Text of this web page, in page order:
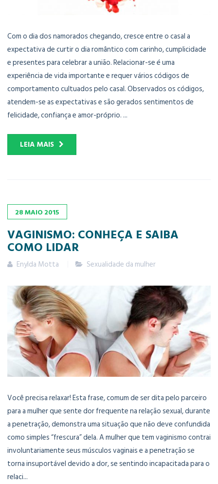
Com o dia dos namorados chegando, cresce entre o casal a
expectativa de curtir o dia romântico com carinho, cumplicidade
e presentes para celebrar a união. Relacionar-se é uma
experiência de vida importante e requer vários códigos de
comportamento cultuados pelo casal. Observados os códigos,
atendem-se as expectativas e são gerados sentimentos de
felicidade, confiança e amor-próprio. ...
LEIA MAIS
28MAIO2015
VAGINISMO: CONHEÇA E SAIBA
COMO LIDAR
Enylda Motta Sexualidade da mulher
Você precisa relaxar! Esta frase, comum de ser dita pelo parceiro
para a mulher que sente dor frequente na relação sexual, durante
a penetração, demonstra uma situação que não deve confundida
como simples “frescura” dela. A mulher que tem vaginismo contrai
involuntariamente seus músculos vaginais e a penetração se
torna insuportável devido a dor, se sentindo incapacitada para o
relaci...